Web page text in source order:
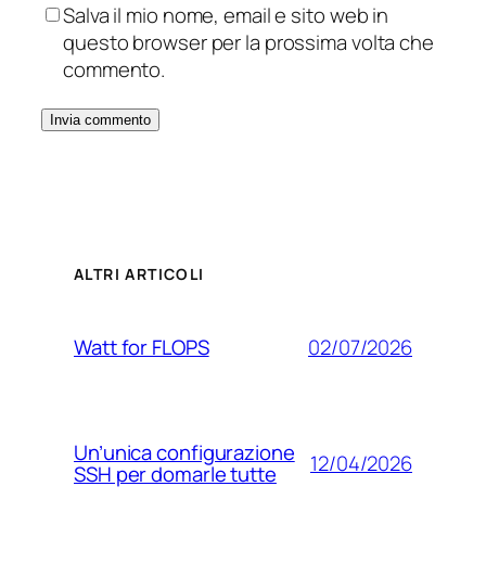
Salva il mio nome, email e sito web in
questo browser per la prossima volta che
commento.
ALTRI ARTICOLI
Watt for FLOPS 02/07/2026
Un’unica configurazione
SSH per domarle tutte 12/04/2026